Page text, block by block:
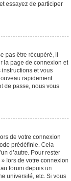
essayez de participer
pas être récupéré, il
la page de connexion et
instructions et vous
rapidement.
de passe, nous vous
de votre connexion
prédéfinie. Cela
d’autre. Pour rester
lors de votre connexion
forum depuis un
université, etc. Si vous